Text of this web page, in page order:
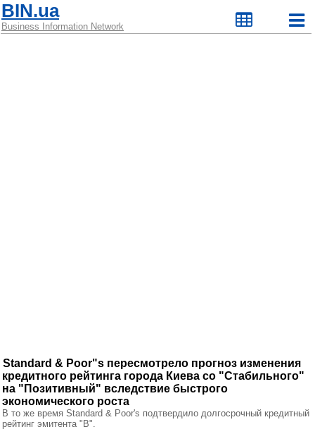
BIN.ua
Business Information Network
Standard & Poor"s пересмотрело прогноз изменения
кредитного рейтинга города Киева со "Стабильного"
на "Позитивный" вследствие быстрого
экономического роста
В то же время Standard & Poor's подтвердило долгосрочный кредитный
рейтинг эмитента "B".